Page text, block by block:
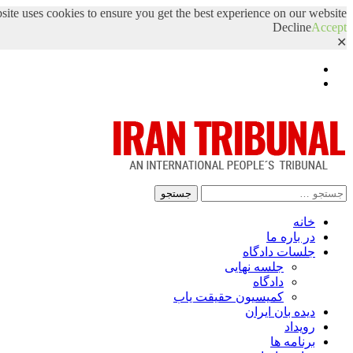
uses cookies to ensure you get the best experience on our website.
DeclineAccept
✕
جستجو
خانه
در باره ما
جلسات دادگاه
جلسه نهایی
دادگاه
کمیسیون حقیقت یاب
دیده بان ایران
رویداد
برنامه ها